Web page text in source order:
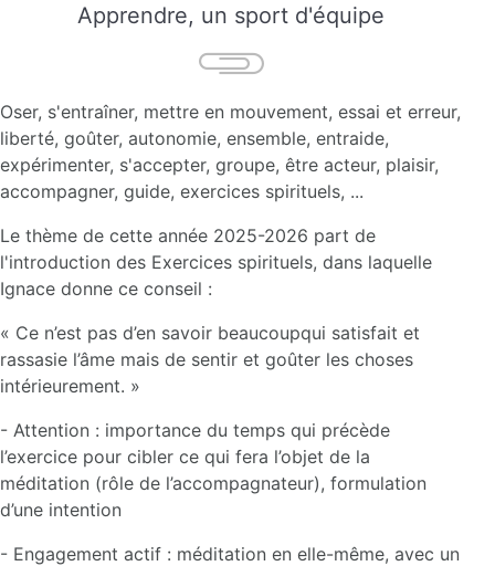
Apprendre, un sport d'équipe
Oser, s'entraîner, mettre en mouvement, essai et erreur,
liberté, goûter, autonomie, ensemble, entraide,
expérimenter, s'accepter, groupe, être acteur, plaisir,
accompagner, guide, exercices spirituels, ...
Le thème de cette année 2025-2026 part de
l'introduction des Exercices spirituels, dans laquelle
Ignace donne ce conseil :
« Ce n’est pas d’en savoir beaucoupqui satisfait et
rassasie l’âme mais de sentir et goûter les choses
intérieurement. »
- Attention : importance du temps qui précède
l’exercice pour cibler ce qui fera l’objet de la
méditation (rôle de l’accompagnateur), formulation
d’une intention
- Engagement actif : méditation en elle-même, avec un